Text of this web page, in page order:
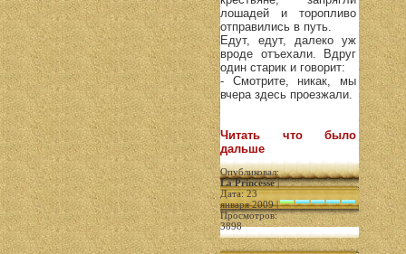
лошадей и торопливо
отправились в путь.
Едут, едут, далеко уж
вроде отъехали. Вдруг
один старик и говорит:
- Смотрите, никак, мы
вчера здесь проезжали.
Читать что было
дальше
Опубликовал:
La Princesse|
Дата: 23
января 2009 |
Просмотров:
3898